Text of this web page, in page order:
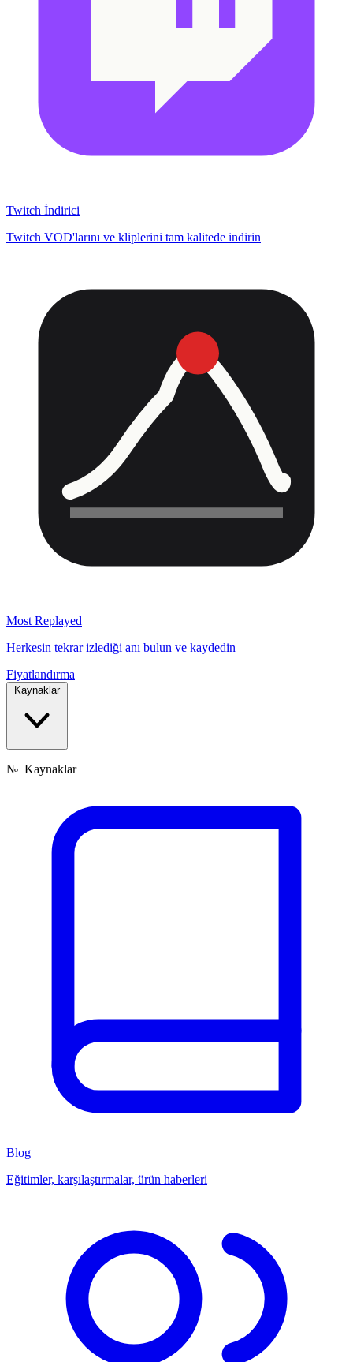
Twitch İndirici
Twitch VOD'larını ve kliplerini tam kalitede indirin
Most Replayed
Herkesin tekrar izlediği anı bulun ve kaydedin
Fiyatlandırma
Kaynaklar
№ Kaynaklar
Blog
Eğitimler, karşılaştırmalar, ürün haberleri